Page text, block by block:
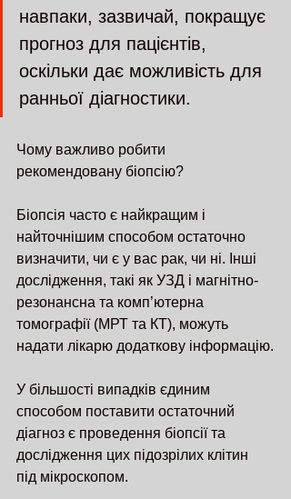
навпаки, зазвичай, покращує
прогноз для пацієнтів,
оскільки дає можливість для
ранньої діагностики.
Чому важливо робити
рекомендовану біопсію?
Біопсія часто є найкращим і
найточнішим способом остаточно
визначити, чи є у вас рак, чи ні. Інші
дослідження, такі як УЗД і магнітно-
резонансна та комп’ютерна
томографії (МРТ та КТ), можуть
надати лікарю додаткову інформацію.
У більшості випадків єдиним
способом поставити остаточний
діагноз є проведення біопсії та
дослідження цих підозрілих клітин
під мікроскопом.